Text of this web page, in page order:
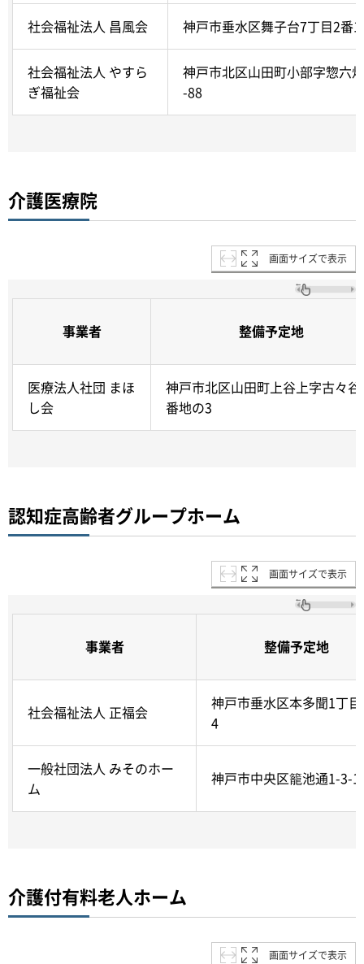
社会福祉法人 昌風会 神戸市垂水区舞子台7丁目2番
社会福祉法人 やすら
ぎ福祉会
神戸市北区山田町小部字惣六
-88
介護医療院
画面サイズで表示
事業者 整備予定地
医療法人社団 まほ
し会
神戸市北区山田町上谷上字古々
番地の3
認知症高齢者グループホーム
画面サイズで表示
事業者 整備予定地
社会福祉法人 正福会
神戸市垂水区本多聞1丁
4
一般社団法人 みそのホー
ム
神戸市中央区籠池通1-3-
介護付有料老人ホーム
画面サイズで表示